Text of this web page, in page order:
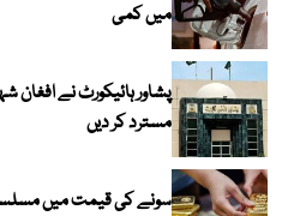
میں کمی
پشاور ہائیکورٹ نے
مسترد کر دیں
سونے کی قیمت میں مسلسل